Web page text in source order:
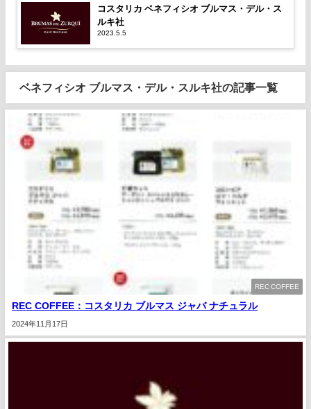
コスタリカ ベネフィシオ ブルマス・デル・ス
ルキ社
2023.5.5
ベネフィシオ ブルマス・デル・スルキ社の記事一覧
REC COFFEE
REC COFFEE：コスタリカ ブルマス ジャバ ナチュラル
2024年11月17日